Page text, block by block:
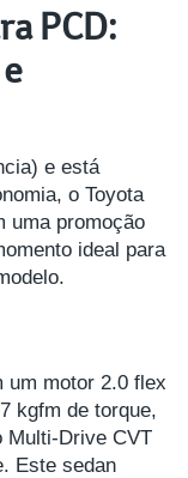
PCD:
e está
o Toyota
uma promoção
ideal para
um motor 2.0 flex
kgfm de torque,
Multi-Drive CVT
Este sedan